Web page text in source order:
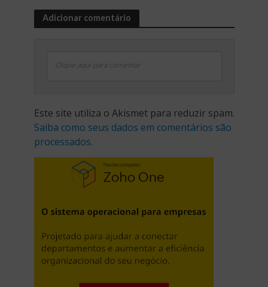
Adicionar comentário
Clique aqui para comentar
Este site utiliza o Akismet para reduzir spam.
Saiba como seus dados em comentários são
processados.